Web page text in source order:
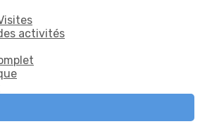
activités